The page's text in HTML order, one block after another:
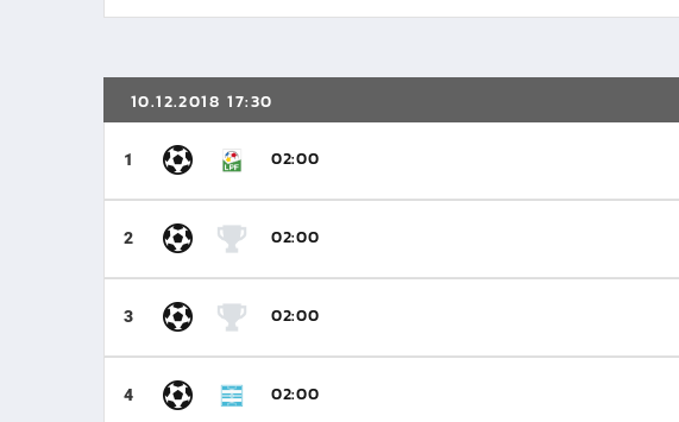
10.12.2018 17:30
1 02:00
2 02:00
3 02:00
4 02:00